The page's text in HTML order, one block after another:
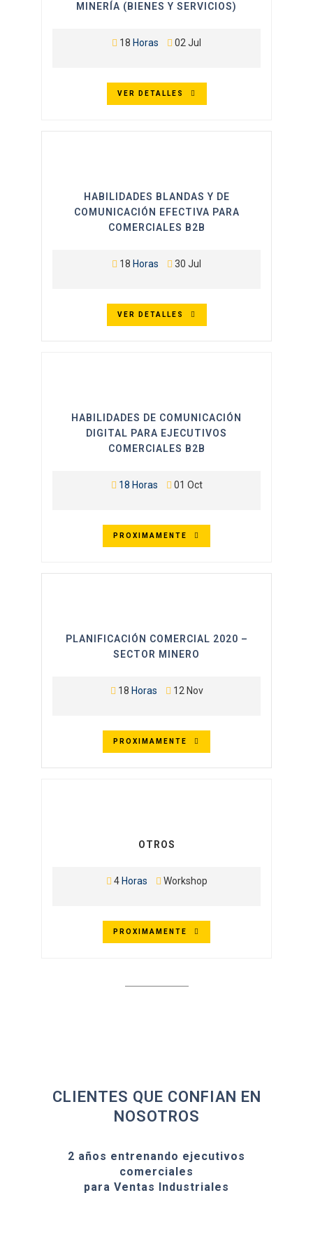
MINERÍA (BIENES Y SERVICIOS)
18 Horas 02 Jul
VER DETALLES
HABILIDADES BLANDAS Y DE
COMUNICACIÓN EFECTIVA PARA
COMERCIALES B2B
18 Horas 30 Jul
VER DETALLES
HABILIDADES DE COMUNICACIÓN
DIGITAL PARA EJECUTIVOS
COMERCIALES B2B
18 Horas 01 Oct
PROXIMAMENTE
PLANIFICACIÓN COMERCIAL 2020 –
SECTOR MINERO
18 Horas 12 Nov
PROXIMAMENTE
OTROS
4Horas Workshop
PROXIMAMENTE
CLIENTES QUE CONFIAN EN
NOSOTROS
2 años entrenando ejecutivos
comerciales
para Ventas Industriales